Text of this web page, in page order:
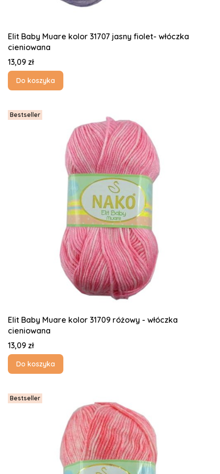
Elit Baby Muare kolor 31707 jasny fiolet- włóczka
cieniowana
Cena
13,09 zł
Do koszyka
Bestseller
Elit Baby Muare kolor 31709 różowy - włóczka
cieniowana
Cena
13,09 zł
Do koszyka
Bestseller